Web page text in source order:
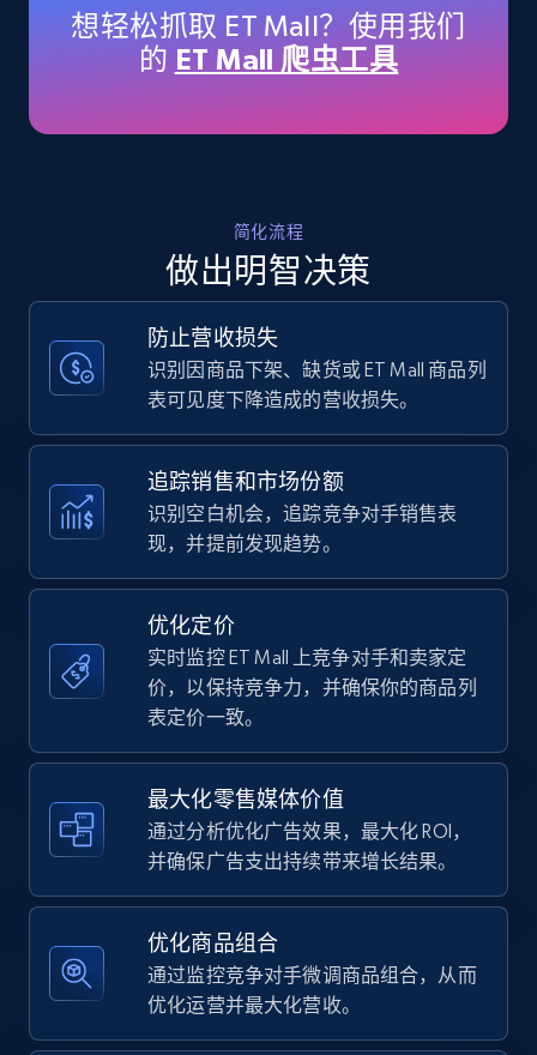
Title, Seller name, Brand, Description, Initial
price, Currency, Availability, Reviews count, and
35.3K+ 5.7K+ 立即开始
Amazon products - find products by using
upc numbers
price, Currency, Availability, Reviews count, and
more.
35.3K+ 5.7K+ 立即开始
Amazon Reviews
URL, Product name, Product rating, Product
rating object, Product rating max, Rating,
Author name, Asin, and more.
7.4K+ 871+
Walmart - products
URL, Final price, Sku, Currency, Gtin,
more.
5.6K+ 876+ 立即开始
想轻松抓取 ET Mall？使用我们
的 ET Mall 爬虫工具
简化流程
做出明智决策
防止营收损失
识别因商品下架、缺货或 ET Mall 商品列
表可见度下降造成的营收损失。
追踪销售和市场份额
识别空白机会，追踪竞争对手销售表
现，并提前发现趋势。
优化定价
实时监控 ET Mall 上竞争对手和卖家定
价，以保持竞争力，并确保你的商品列
表定价一致。
最大化零售媒体价值
通过分析优化广告效果，最大化 ROI，
并确保广告支出持续带来增长结果。
优化商品组合
通过监控竞争对手微调商品组合，从而
优化运营并最大化营收。